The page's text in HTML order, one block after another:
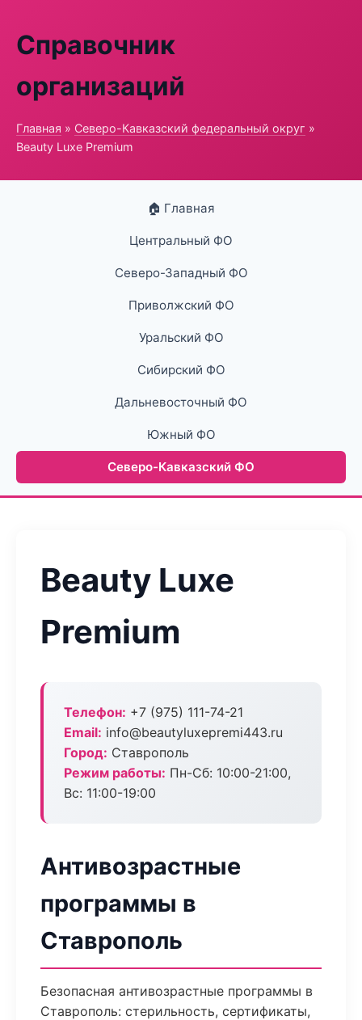
Справочник
организаций
Главная » Северо-Кавказский федеральный округ »
Beauty Luxe Premium
🏠 Главная
Центральный ФО
Северо-Западный ФО
Приволжский ФО
Уральский ФО
Сибирский ФО
Дальневосточный ФО
Южный ФО
Северо-Кавказский ФО
Beauty Luxe
Premium
Телефон: +7 (975) 111-74-21
Email: info@beautyluxepremi443.ru
Город: Ставрополь
Режим работы: Пн-Сб: 10:00-21:00,
Вс: 11:00-19:00
Антивозрастные
программы в
Ставрополь
Безопасная антивозрастные программы в
Ставрополь: стерильность, сертификаты,